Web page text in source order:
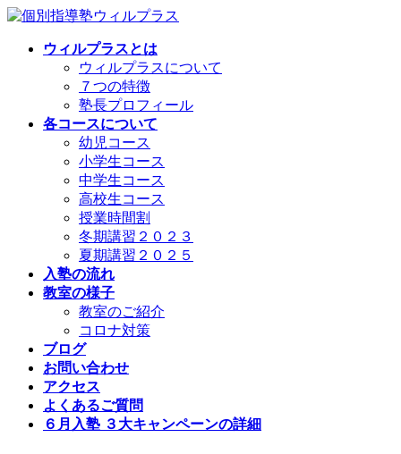
コ
ナ
ウィルプラスとは
ウィルプラスについて
７つの特徴
塾長プロフィール
各コースについて
幼児コース
小学生コース
中学生コース
高校生コース
授業時間割
冬期講習２０２３
夏期講習２０２５
入塾の流れ
教室の様子
教室のご紹介
コロナ対策
ブログ
お問い合わせ
アクセス
よくあるご質問
６月入塾 ３大キャンペーンの詳細